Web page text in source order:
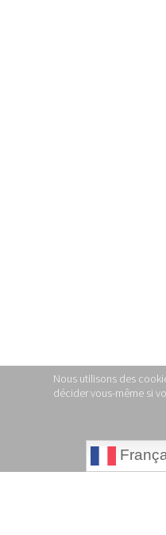
Nous utilisons des
décider vous-même si